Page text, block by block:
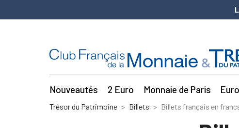
Nouveautés 2 Euro Monnaie de Paris
Trésor du Patrimoine Billets Billets français en